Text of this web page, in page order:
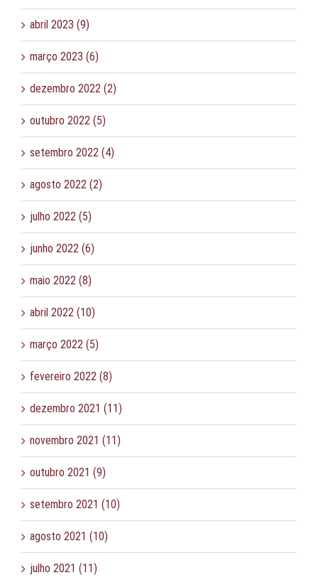
abril 2023 (9)
março 2023 (6)
dezembro 2022 (2)
outubro 2022 (5)
setembro 2022 (4)
agosto 2022 (2)
julho 2022 (5)
junho 2022 (6)
maio 2022 (8)
abril 2022 (10)
março 2022 (5)
fevereiro 2022 (8)
dezembro 2021 (11)
novembro 2021 (11)
outubro 2021 (9)
setembro 2021 (10)
agosto 2021 (10)
julho 2021 (11)